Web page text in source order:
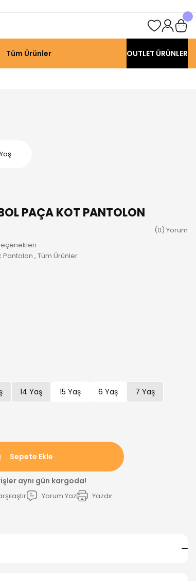
Tüm Ürünler OUTLET ÜRÜNLER
PAÇA KOT PANTOLON
(0) Yorum
Pantolon , Tüm Ürünler
14 Yaş 15 Yaş 6 Yaş
7 Yaş
Sepete Ekle
aynı gün kargoda!
Yorum Yaz Yazdır